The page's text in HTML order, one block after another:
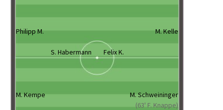
Philipp M. M. Kelle
S. Habermann Felix K.
M. Kempe
M. Schweininger
(63' F. Knappe)